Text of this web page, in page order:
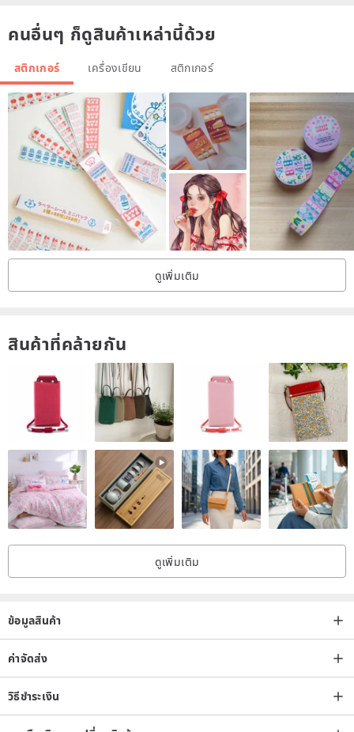
คนอื่นๆ ก็ดูสินค้าเหล่านี้ด้วย
สติกเกอร์ เครื่องเขียน สติกเกอร์
ดูเพิ่มเติม
สินค้าที่คล้ายกัน
ดูเพิ่มเติม
ข้อมูลสินค้า
ค่าจัดส่ง
วิธีชำระเงิน